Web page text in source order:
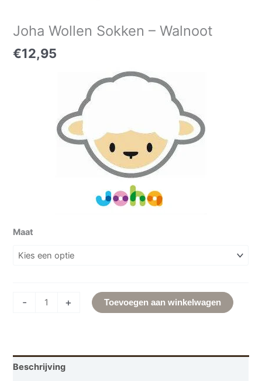
Joha Wollen Sokken – Walnoot
€12,95
Maat
- + Toevoegen aan winkelwagen
Beschrijving